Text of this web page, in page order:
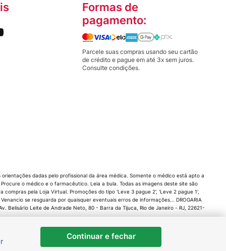
Continuar e fechar
Formas de
pagamento:
Parcele suas compras usando seu cartão
de crédito e pague em até 3x sem juros.
Consulte condições.
dadas pelo profissional da área médica. Somente o médico está apto a
o médico e o farmacêutico. Leia a bula. Todas as imagens deste site são
pela Loja Virtual. Promoções do tipo 'Leve 3 pague 2', 'Leve 2 pague 1',
se resguarda por quaisquer eventuais erros de informações... DROGARIA
Belisário Leite de Andrade Neto, 80 - Barra da Tijuca, Rio de Janeiro - RJ, 22621-